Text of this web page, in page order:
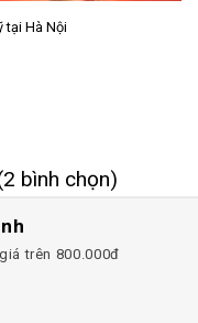
bình chọn)
trên 800.000đ